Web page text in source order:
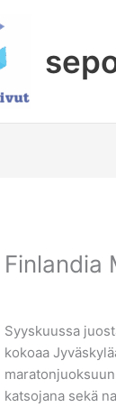
Finlandia
Syyskuussa
kokoaa
katsojana sekä